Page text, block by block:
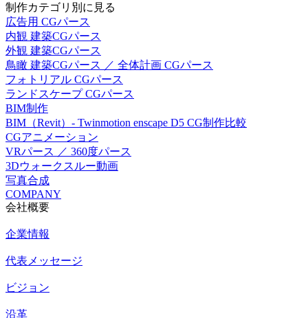
制作カテゴリ別に見る
広告用 CGパース
内観 建築CGパース
外観 建築CGパース
鳥瞰 建築CGパース ／ 全体計画 CGパース
フォトリアル CGパース
ランドスケープ CGパース
BIM制作
BIM（Revit）- Twinmotion enscape D5 CG制作比較
CGアニメーション
VRパース ／ 360度パース
3Dウォークスルー動画
写真合成
COMPANY
会社概要
企業情報
代表メッセージ
ビジョン
沿革